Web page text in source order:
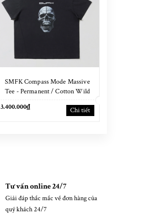
SMFK Compass Mode Massive
Tee - Permanent / Cotton Wild
3.400.000₫ Chi tiết
Tư vấn online 24/7
Giải đáp thắc mắc về đơn hàng của
quý khách 24/7